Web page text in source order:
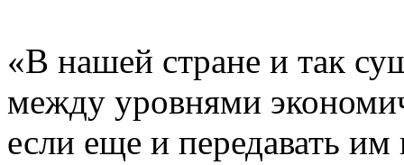
«В нашей стране и так
между уровнями
если еще и передавать